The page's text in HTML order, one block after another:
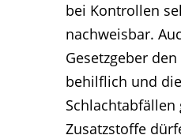
bei Kontrollen
nachweisbar.
Gesetzgeber
behilflich und
Schlachtabfällen
Zusatzstoffe